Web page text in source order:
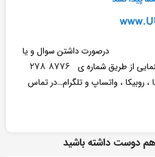
درصورت داشتن سوال و یا
از طریق شماره ی
۸۷۷۶ ۲۷۸
، روبیکا ، واتساپ و تلگرام…در تماس
دوست داشته باشید